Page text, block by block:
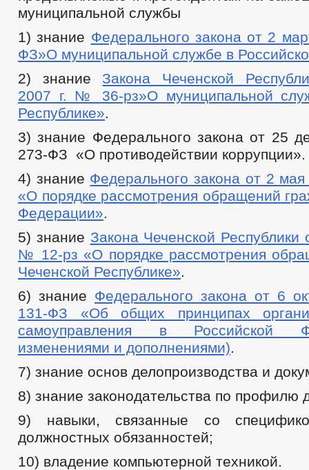
муниципальной службы
1) знание Федерального закона от 2
ФЗ»О муниципальной службе в
2) знание Закона Чеченской
2007 г. № 36-рз»О муниципальной
Республике».
3) знание Федерального закона от 25
273-ФЗ «О противодействии коррупции».
4) знание Федерального закона от 2
«О порядке рассмотрения обращений
Федерации».
5) знание Закона Чеченской Республики
№ 12-рз «О порядке рассмотрения
Чеченской Республике».
6) знание Федерального закона от 6
131-ФЗ «Об общих принципах
самоуправления в Российской
изменениями и дополнениями).
7) знание основ делопроизводства и
8) знание законодательства по профилю
9) навыки, связанные со
должностных обязанностей;
10) владение компьютерной техникой.